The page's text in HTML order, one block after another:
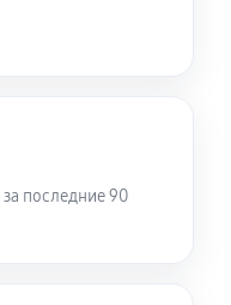
последние 90